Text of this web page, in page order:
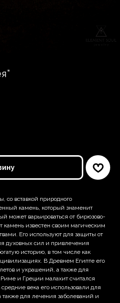
со вставкой природного
камень, который знаменит
может варьироваться от бирюзово-
камень известен своим магическим
Его используют для защиты от
духовных сил и привлечения
историю, в том числе как
В Древнем Египте его
и украшений, а также для
и Греции малахит считался
века его использовали для
также для лечения заболеваний и